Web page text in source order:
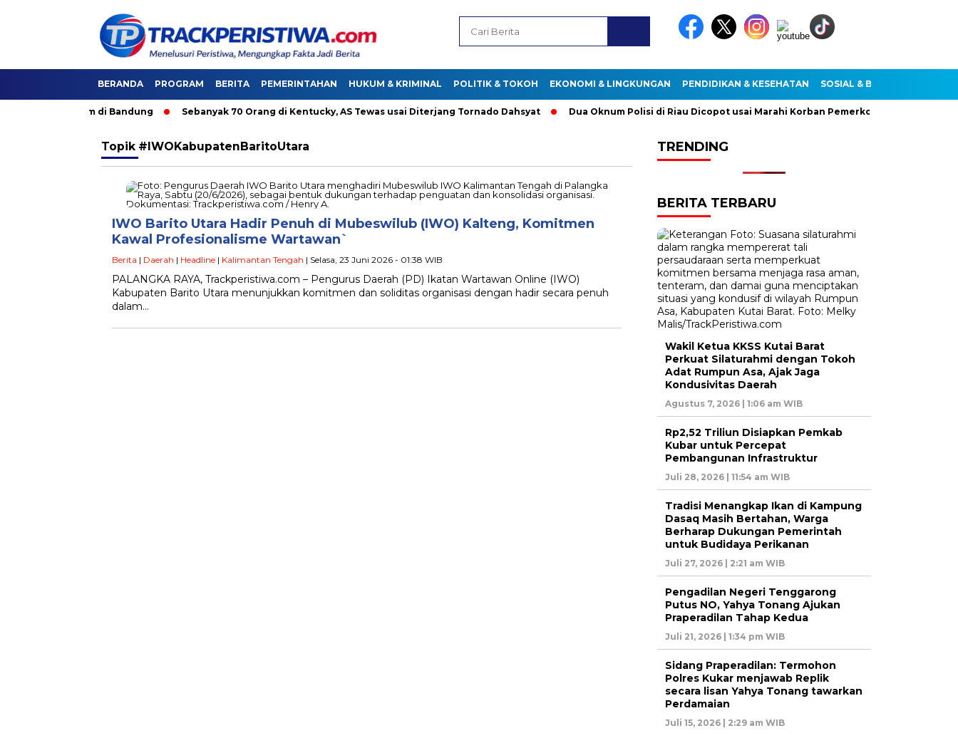
BERANDA PROGRAM BERITA PEMERINTAHAN HUKUM & KRIMINAL POLITIK & TOKOH EKONOMI & LINGKUNGAN PENDIDIKAN & KESEHATAN SOSIAL & BUDAYA
Umum di Bandung Sebanyak 70 Orang di Kentucky, AS Tewas usai Diterjang Tornado Dahsyat Dua Oknum Polisi di Riau Dicopot usai Marahi Korban Pemerkosaan
Topik #IWOKabupatenBaritoUtara
IWO Barito Utara Hadir Penuh di Mubeswilub (IWO) Kalteng, Komitmen
Kawal Profesionalisme Wartawan`
Berita | Daerah | Headline | Kalimantan Tengah | Selasa, 23 Juni 2026 - 01:38 WIB
PALANGKA RAYA, Trackperistiwa.com – Pengurus Daerah (PD) Ikatan Wartawan Online (IWO)
Kabupaten Barito Utara menunjukkan komitmen dan soliditas organisasi dengan hadir secara penuh
dalam…
TRENDING
BERITA TERBARU
Wakil Ketua KKSS Kutai Barat
Perkuat Silaturahmi dengan Tokoh
Adat Rumpun Asa, Ajak Jaga
Kondusivitas Daerah
Agustus 7, 2026 | 1:06 am WIB
Rp2,52 Triliun Disiapkan Pemkab
Kubar untuk Percepat
Pembangunan Infrastruktur
Juli 28, 2026 | 11:54 am WIB
Tradisi Menangkap Ikan di Kampung
Dasaq Masih Bertahan, Warga
Berharap Dukungan Pemerintah
untuk Budidaya Perikanan
Juli 27, 2026 | 2:21 am WIB
Pengadilan Negeri Tenggarong
Putus NO, Yahya Tonang Ajukan
Praperadilan Tahap Kedua
Juli 21, 2026 | 1:34 pm WIB
Sidang Praperadilan: Termohon
Polres Kukar menjawab Replik
secara lisan Yahya Tonang tawarkan
Perdamaian
Juli 15, 2026 | 2:29 am WIB